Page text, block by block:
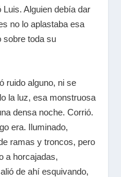
Alguien debía dar
no lo aplastaba esa
sobre toda su
ruido alguno, ni se
la luz, esa monstruosa
densa noche. Corrió.
era. Iluminado,
ramas y troncos, pero
a horcajadas,
de ahí esquivando,